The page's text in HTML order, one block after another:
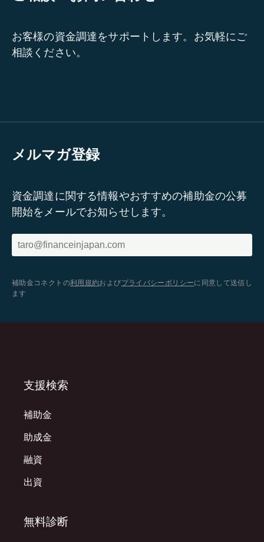
お客様の資金調達をサポートします。お気軽にご
相談ください。
メルマガ登録
資金調達に関する情報やおすすめの補助金の公募
開始をメールでお知らせします。
補助金コネクトの利用規約およびプライバシーポリシーに同意して送信し
ます
支援検索
補助金
助成金
融資
出資
無料診断